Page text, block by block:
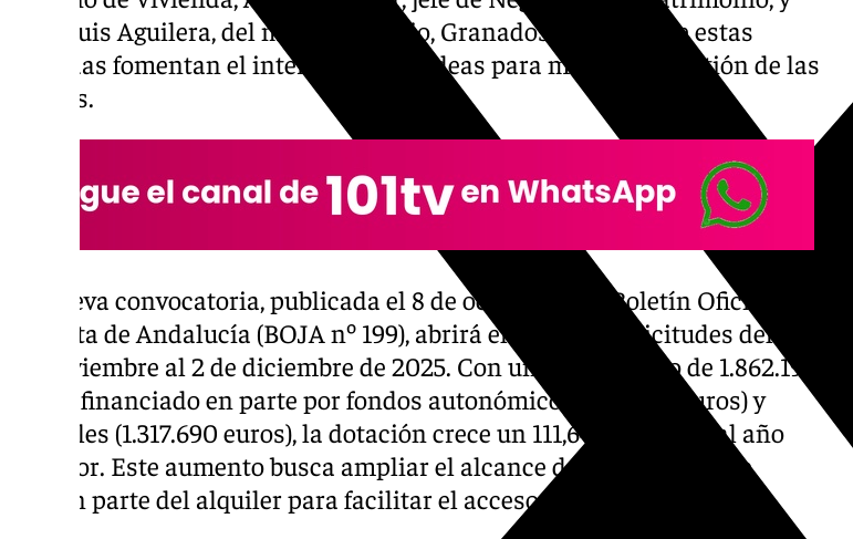
José Luis Aguilera, del mismo servicio, Granados subrayó que estas
jornadas fomentan el intercambio de ideas para mejorar la gestión de las
ayudas.
La nueva convocatoria, publicada el 8 de octubre en el Boletín Oficial de
la Junta de Andalucía (BOJA nº 199), abrirá el plazo de solicitudes del 3
de noviembre al 2 de diciembre de 2025. Con un presupuesto de 1.862.190
euros, financiado en parte por fondos autonómicos (544.500 euros) y
estatales (1.317.690 euros), la dotación crece un 111,64% respecto al año
anterior. Este aumento busca ampliar el alcance de las ayudas, que
cubren parte del alquiler para facilitar el acceso a una vivienda digna.